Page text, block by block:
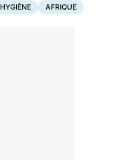
HYGIÈNE AFRIQUE